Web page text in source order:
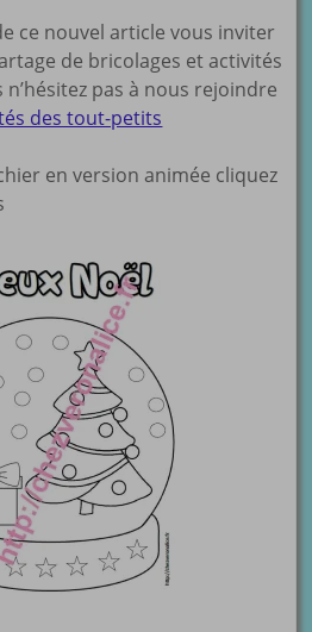
ce nouvel article vous inviter
de bricolages et activités
pas à nous rejoindre
des tout-petits
en version animée cliquez